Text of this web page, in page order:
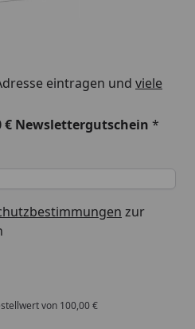
eintragen und viele
€ Newslettergutschein *
zur
von 100,00 €